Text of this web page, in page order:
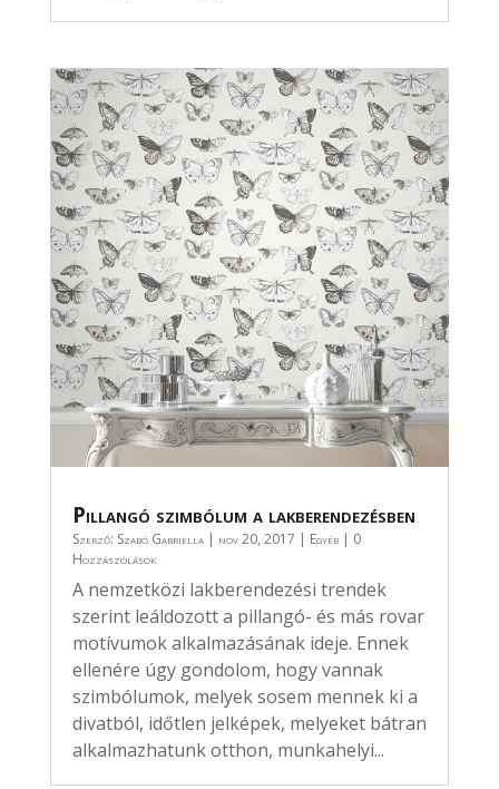
Pillangó szimbólum a lakberendezésben
Szerző: Szabó Gabriella| nov 20, 2017 | Egyéb| 0
Hozzászólások
A nemzetközi lakberendezési trendek
szerint leáldozott a pillangó- és más rovar
motívumok alkalmazásának ideje. Ennek
ellenére úgy gondolom, hogy vannak
szimbólumok, melyek sosem mennek ki a
divatból, időtlen jelképek, melyeket bátran
alkalmazhatunk otthon, munkahelyi...